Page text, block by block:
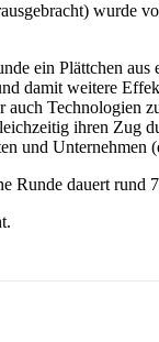
wurde
ein Plättchen
damit weitere
Technologien
ihren Zug
und
Runde dauert rund